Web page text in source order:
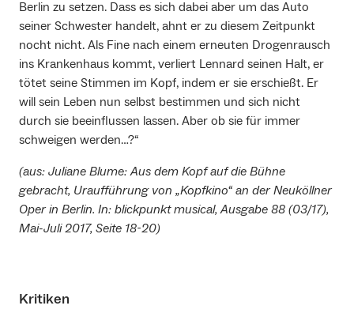
Berlin zu setzen. Dass es sich dabei aber um das Auto
seiner Schwester handelt, ahnt er zu diesem Zeitpunkt
nocht nicht. Als Fine nach einem erneuten Drogenrausch
ins Krankenhaus kommt, verliert Lennard seinen Halt, er
tötet seine Stimmen im Kopf, indem er sie erschießt. Er
will sein Leben nun selbst bestimmen und sich nicht
durch sie beeinflussen lassen. Aber ob sie für immer
schweigen werden…?“
(aus: Juliane Blume: Aus dem Kopf auf die Bühne
gebracht, Uraufführung von „Kopfkino“ an der Neuköllner
Oper in Berlin. In: blickpunkt musical, Ausgabe 88 (03/17),
Mai-Juli 2017, Seite 18-20)
Kritiken